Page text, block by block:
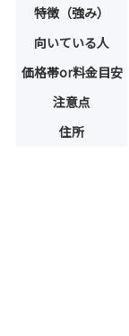
特徴（強み）
向いている人
価格帯or料金目安
注意点
住所